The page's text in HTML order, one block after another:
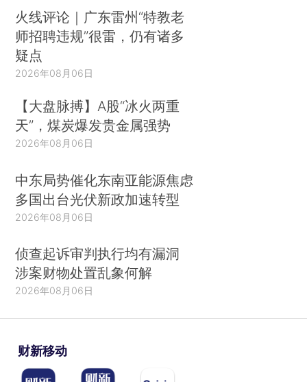
火线评论｜广东雷州“特教老
师招聘违规”很雷，仍有诸多
疑点
2026年08月06日
【大盘脉搏】A股“冰火两重
天”，煤炭爆发贵金属强势
2026年08月06日
中东局势催化东南亚能源焦虑
多国出台光伏新政加速转型
2026年08月06日
侦查起诉审判执行均有漏洞
涉案财物处置乱象何解
2026年08月06日
财新移动